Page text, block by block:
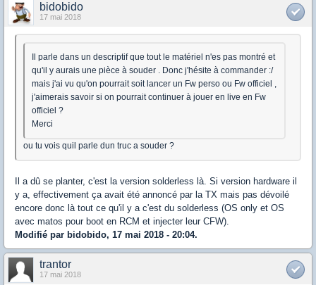
bidobido
17 mai 2018
Il parle dans un descriptif que tout le matériel n'es pas montré et
qu'il y aurais une pièce à souder . Donc j'hésite à commander :/
mais j'ai vu qu'on pourrait soit lancer un Fw perso ou Fw officiel ,
j'aimerais savoir si on pourrait continuer à jouer en live en Fw
officiel ?
Merci
ou tu vois quil parle dun truc a souder ?
Il a dû se planter, c'est la version solderless là. Si version hardware il
y a, effectivement ça avait été annoncé par la TX mais pas dévoilé
encore donc là tout ce qu'il y a c'est du solderless (OS only et OS
avec matos pour boot en RCM et injecter leur CFW).
Modifié par bidobido, 17 mai 2018 - 20:04.
trantor
17 mai 2018